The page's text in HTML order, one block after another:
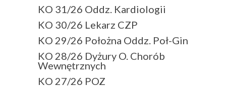
KO 31/26 Oddz. Kardiologii
KO 30/26 Lekarz CZP
KO 29/26 Położna Oddz. Poł-Gin
KO 28/26 Dyżury O. Chorób
Wewnętrznych
KO 27/26 POZ